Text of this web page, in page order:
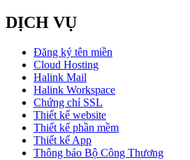
DỊCH VỤ
Đăng ký tên miền
Cloud Hosting
Halink Mail
Halink Workspace
Chứng chỉ SSL
Thiết kế website
Thiết kế phần mềm
Thiết kế App
Thông báo Bộ Công Thương